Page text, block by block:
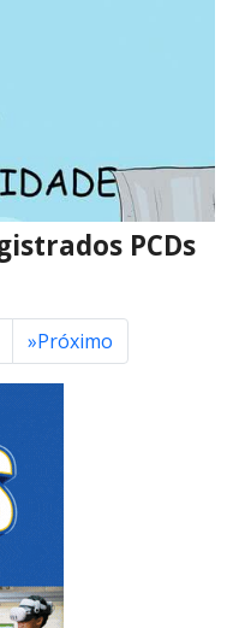
PCDs
»Próximo